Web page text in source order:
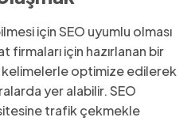
için SEO uyumlu olması
firmaları için hazırlanan bir
optimize edilerek
yer alabilir. SEO
sitesine trafik çekmekle